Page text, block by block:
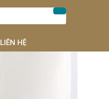
Tìm kiếm
LIÊN HỆ